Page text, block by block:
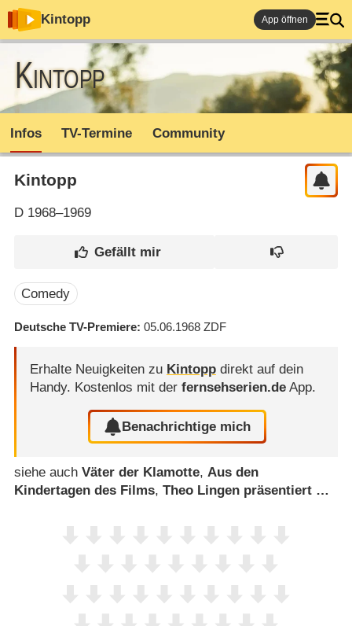
Kintopp App öffnen
Kintopp
Infos TV-Termine Community
Kintopp
D1968–1969
Comedy
Deutsche TV-Premiere 05.06.1968 ZDF
Erhalte Neuigkeiten zu Kintoppdirekt auf dein
Handy. Kostenlos mit der fernsehserien.deApp.
Benachrichtige mich
siehe auch Väter der Klamotte, Aus den
Kindertagen des Films, Theo Lingen präsentiert …